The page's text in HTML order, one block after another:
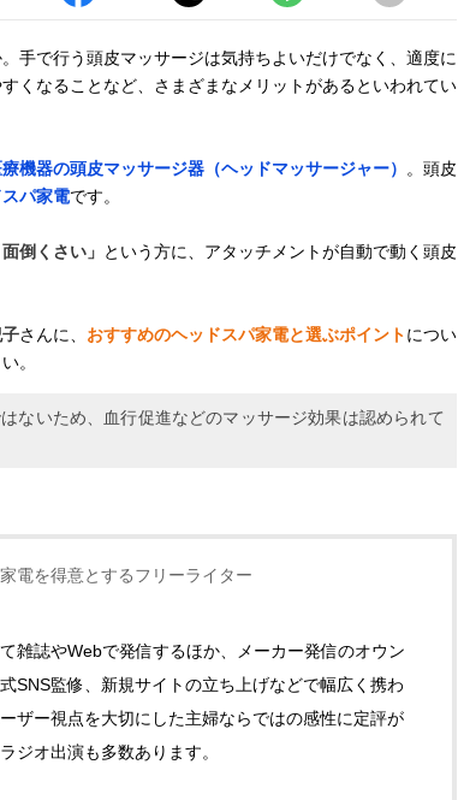
手で行う頭皮マッサージは気持ちよいだけでなく、適度に
くなることなど、さまざまなメリットがあるといわれてい
機器の頭皮マッサージ器（ヘッドマッサージャー）
。頭皮
パ家電です。
倒くさい」 という方に、アタッチメントが自動で動く頭皮
さんに、 おすすめのヘッドスパ家電と選ぶポイントについ
。
ないため、血行促進などのマッサージ効果は認められて
電を得意とするフリーライター
雑誌やWebで発信するほか、メーカー発信のオウン
SNS監修、新規サイトの立ち上げなどで幅広く携わ
ザー視点を大切にした主婦ならではの感性に定評が
ジオ出演も多数あります。